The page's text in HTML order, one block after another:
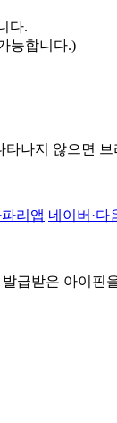
다.
능합니다.)
타나지 않으면
리앱 네이버·다
급받은 아이핀